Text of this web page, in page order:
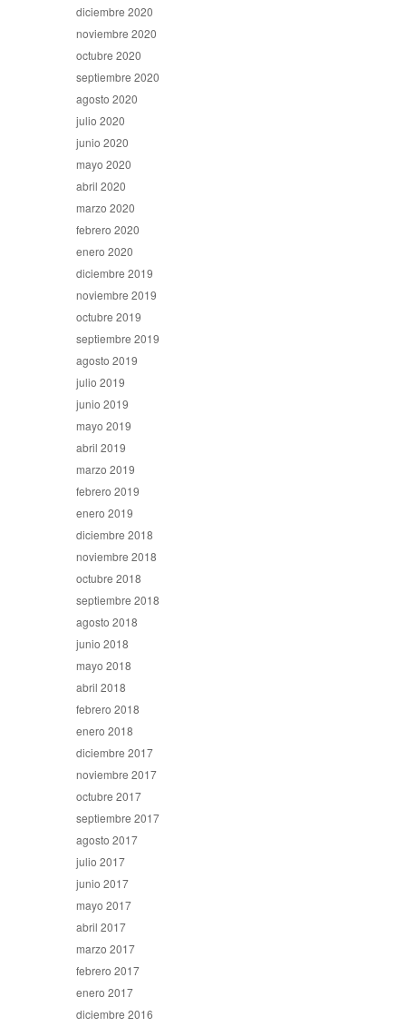
diciembre 2020
noviembre 2020
octubre 2020
septiembre 2020
agosto 2020
julio 2020
junio 2020
mayo 2020
abril 2020
marzo 2020
febrero 2020
enero 2020
diciembre 2019
noviembre 2019
octubre 2019
septiembre 2019
agosto 2019
julio 2019
junio 2019
mayo 2019
abril 2019
marzo 2019
febrero 2019
enero 2019
diciembre 2018
noviembre 2018
octubre 2018
septiembre 2018
agosto 2018
junio 2018
mayo 2018
abril 2018
febrero 2018
enero 2018
diciembre 2017
noviembre 2017
octubre 2017
septiembre 2017
agosto 2017
julio 2017
junio 2017
mayo 2017
abril 2017
marzo 2017
febrero 2017
enero 2017
diciembre 2016